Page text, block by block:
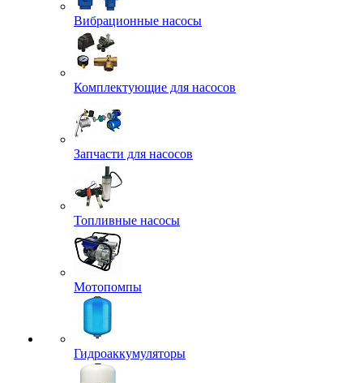
Вибрационные насосы
Комплектующие для насосов
Запчасти для насосов
Топливные насосы
Мотопомпы
Гидроаккумуляторы